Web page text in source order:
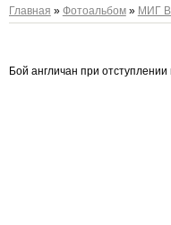
Главная » Фотоальбом» МИГ
Бой англичан при